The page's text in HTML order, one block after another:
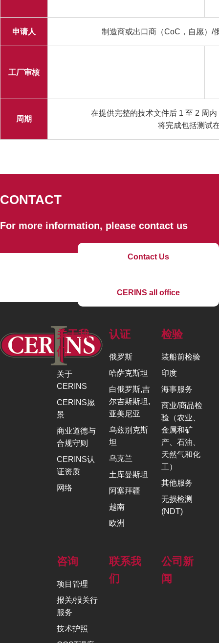
申请人 制造商或出口商（CoC，自愿）/
工厂审核
周期
在提供完整的技术文件后 1 至 2 周
将完成包括测试
CONTACT
For more information, please contact us
Contact Us
CERINS all office
关于我
们
关于
CERINS
CERINS愿
景
商业道德与
合规守则
CERINS认
证资质
网络
认证
俄罗斯
哈萨克斯坦
白俄罗斯,吉
尔吉斯斯坦,
亚美尼亚
乌兹别克斯
坦
乌克兰
土库曼斯坦
阿塞拜疆
越南
欧洲
检验
装船前检验
印度
海事服务
商业/商品检
验（农业、
金属和矿
产、石油、
天然气和化
工）
其他服务
无损检测
(NDT)
咨询
项目管理
报关/报关行
服务
技术护照
联系我
们
公司新
闻